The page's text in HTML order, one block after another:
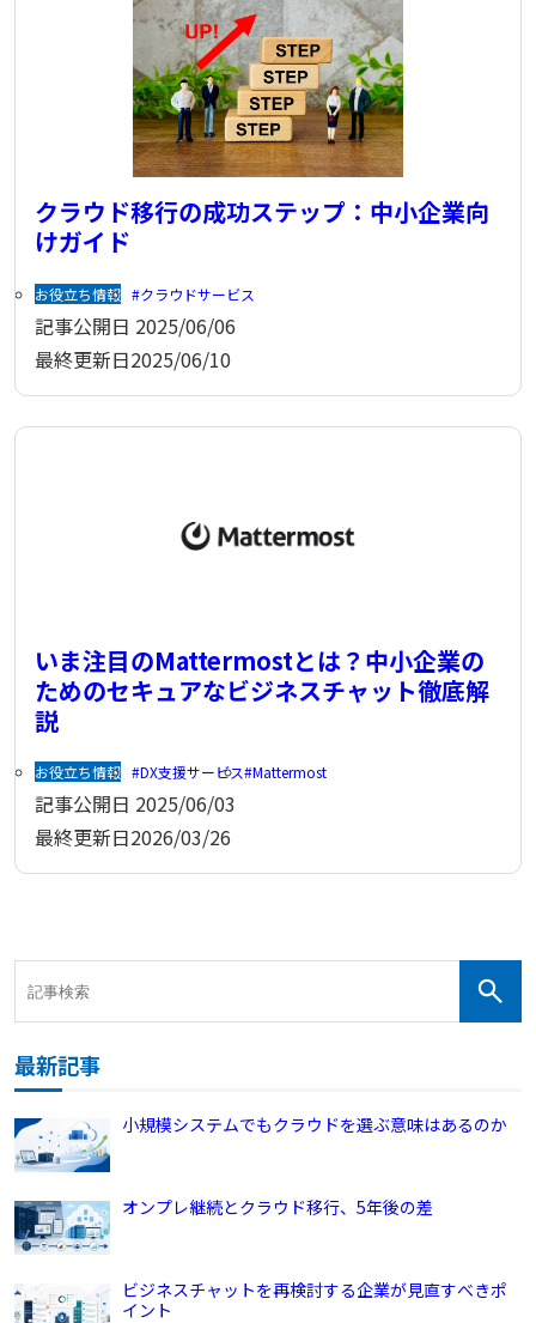
クラウド移行の成功ステップ：中小企業向
けガイド
お役立ち情報 クラウドサービス
記事公開日 2025/06/06
最終更新日2025/06/10
いま注目のMattermostとは？中小企業の
ためのセキュアなビジネスチャット徹底解
説
お役立ち情報 DX支援サービス Mattermost
記事公開日 2025/06/03
最終更新日2026/03/26
最新記事
小規模システムでもクラウドを選ぶ意味はあるのか
オンプレ継続とクラウド移行、5年後の差
ビジネスチャットを再検討する企業が見直すべきポ
イント